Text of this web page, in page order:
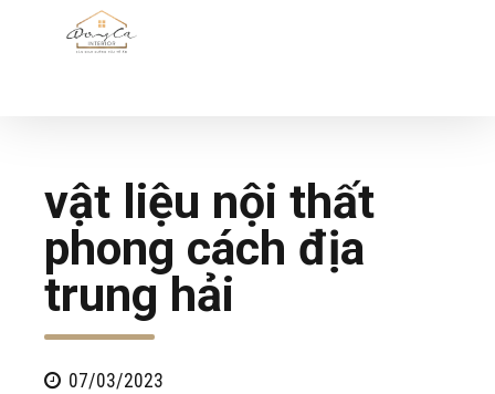
vật liệu nội thất
phong cách địa
trung hải
07/03/2023